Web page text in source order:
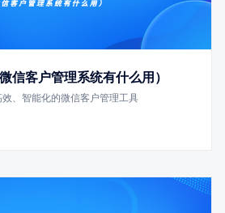
信客户管理系统有什么用）
、智能化的微信客户管理工具